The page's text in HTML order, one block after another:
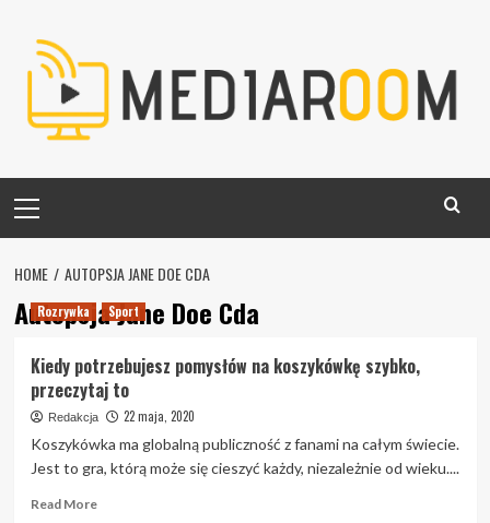
content
Menu
HOME AUTOPSJA JANE DOE CDA
Autopsja Jane Doe Cda
Rozrywka Sport
Kiedy potrzebujesz pomysłów na koszykówkę szybko,
przeczytaj to
Redakcja 22 maja, 2020
Koszykówka ma globalną publiczność z fanami na całym świecie.
Jest to gra, którą może się cieszyć każdy, niezależnie od wieku....
Read MoreRead